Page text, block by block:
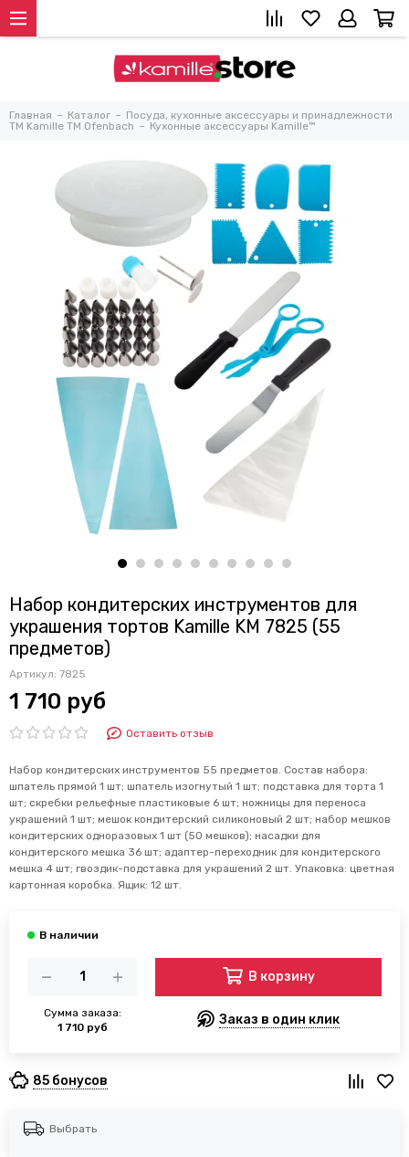
Главная Каталог
Посуда, кухонные аксессуары и принадлежности
TM Kamille TM Ofenbach
Кухонные аксессуары Kamille™
Набор кондитерских инструментов для
украшения тортов Kamille KM 7825 (55
предметов)
Артикул: 7825
1 710 руб
Оставить отзыв
Набор кондитерских инструментов 55 предметов. Состав набора:
шпатель прямой 1 шт; шпатель изогнутый 1 шт; подставка для торта 1
шт; скребки рельефные пластиковые 6 шт; ножницы для переноса
украшений 1 шт; мешок кондитерский силиконовый 2 шт; набор мешков
кондитерских одноразовых 1 шт (50 мешков); насадки для
кондитерского мешка 36 шт; адаптер-переходник для кондитерского
мешка 4 шт; гвоздик-подставка для украшений 2 шт. Упаковка: цветная
картонная коробка. Ящик: 12 шт.
Сумма заказа:
1 710 руб
В корзину
Заказ в один клик
85 бонусов
Выбрать